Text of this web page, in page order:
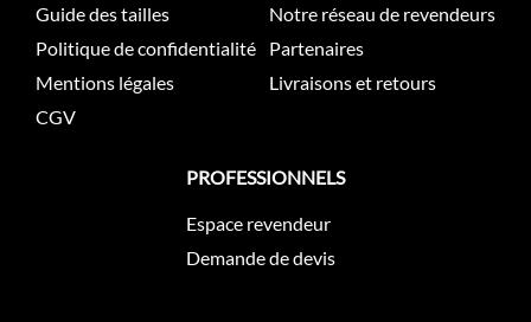
Guide des tailles
Politique de confidentialité
Mentions légales
CGV
Notre réseau de revendeurs
Partenaires
Livraisons et retours
PROFESSIONNELS
Espace revendeur
Demande de devis